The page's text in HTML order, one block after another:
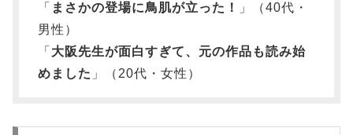
「 まさかの登場に鳥肌が立った！
」（40代・
男性）
「 大阪先生が面白すぎて、元の作品も読み始
めました 」（20代・女性）